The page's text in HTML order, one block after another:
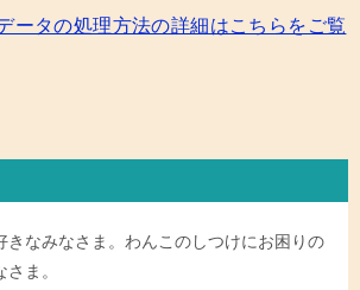
ータの処理方法の詳細はこちらをご覧
きなみなさま。わんこのしつけにお困りの
さま。